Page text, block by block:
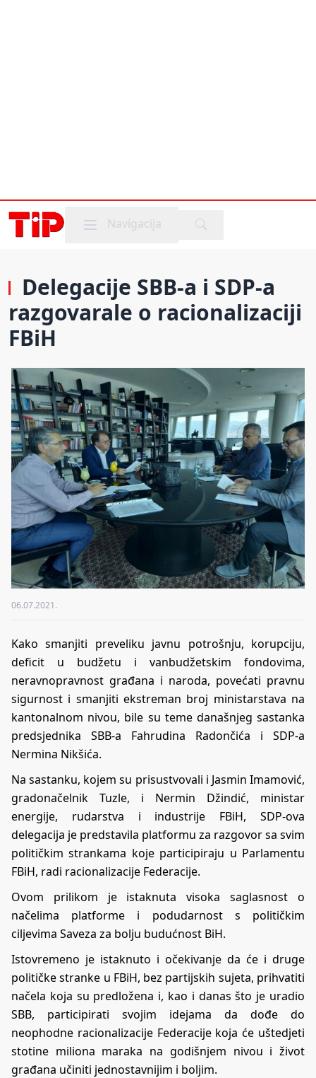
Mobile menu
Navigacija
Delegacije SBB-a i SDP-a
razgovarale o racionalizaciji
FBiH
06.07.2021.
Kako smanjiti preveliku javnu potrošnju, korupciju,
deficit u budžetu i vanbudžetskim fondovima,
neravnopravnost građana i naroda, povećati pravnu
sigurnost i smanjiti ekstreman broj ministarstava na
kantonalnom nivou, bile su teme današnjeg sastanka
predsjednika SBB-a Fahrudina Radončića i SDP-a
Nermina Nikšića.
Na sastanku, kojem su prisustvovali i Jasmin Imamović,
gradonačelnik Tuzle, i Nermin Džindić, ministar
energije, rudarstva i industrije FBiH, SDP-ova
delegacija je predstavila platformu za razgovor sa svim
političkim strankama koje participiraju u Parlamentu
FBiH, radi racionalizacije Federacije.
Ovom prilikom je istaknuta visoka saglasnost o
načelima platforme i podudarnost s političkim
ciljevima Saveza za bolju budućnost BiH.
Istovremeno je istaknuto i očekivanje da će i druge
političke stranke u FBiH, bez partijskih sujeta, prihvatiti
načela koja su predložena i, kao i danas što je uradio
SBB, participirati svojim idejama da dođe do
neophodne racionalizacije Federacije koja će uštedjeti
stotine miliona maraka na godišnjem nivou i život
građana učiniti jednostavnijim i boljim.